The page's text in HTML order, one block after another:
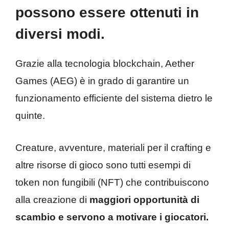
possono essere ottenuti in
diversi modi.
Grazie alla tecnologia blockchain, Aether
Games (AEG) è in grado di garantire un
funzionamento efficiente del sistema dietro le
quinte.
Creature, avventure, materiali per il crafting e
altre risorse di gioco sono tutti esempi di
token non fungibili (NFT) che contribuiscono
alla creazione di maggiori opportunità di
scambio e servono a motivare i giocatori.